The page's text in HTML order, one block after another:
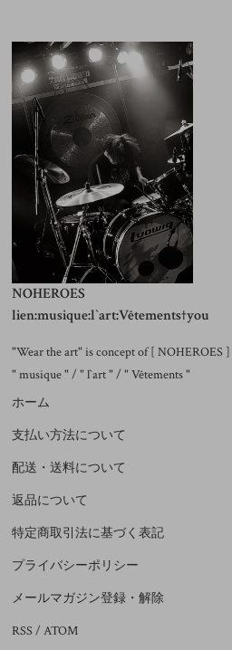
NOHEROES
lien:musique:l`art:Vêtements†you
"Wear the art" is concept of [ NOHEROES ]
" musique " / " l`art " / " Vêtements "
ホーム
支払い方法について
配送・送料について
返品について
特定商取引法に基づく表記
プライバシーポリシー
メールマガジン登録・解除
RSS/ATOM